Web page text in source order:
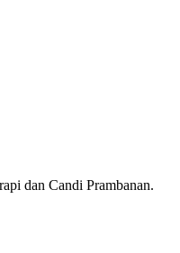
dan Candi Prambanan.